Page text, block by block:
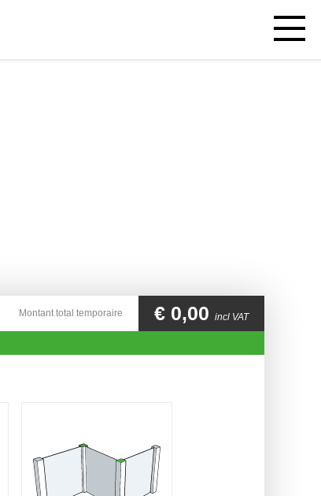
Open
mobiel
Montant total temporaire € 0,00 incl VAT